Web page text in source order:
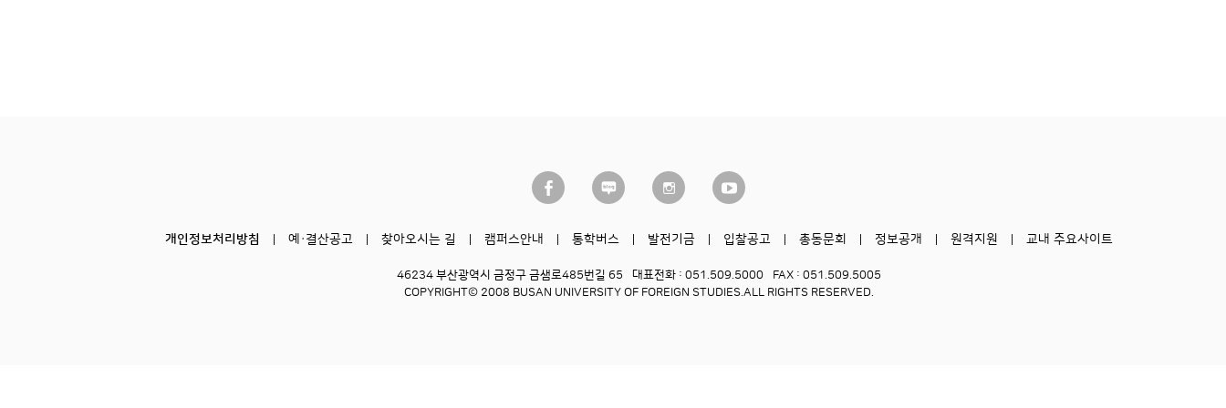
개인정보처리방침 예·결산공고 찾아오시는 길 캠퍼스안내 통학버스 발전기금 입찰공고 총동문회 정보공개 원격지원 교내 주요사이트
46234 부산광역시 금정구 금샘로485번길 65 대표전화 : 051.509.5000
FAX : 051.509.5005
COPYRIGHT© 2008 BUSAN UNIVERSITY OF FOREIGN STUDIES. ALL RIGHTS RESERVED.